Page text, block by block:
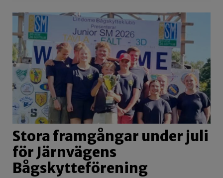
Stora framgångar under juli
för Järnvägens
Bågskytteförening